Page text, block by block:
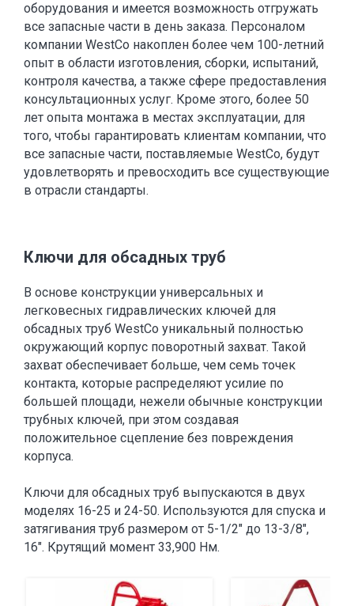
оборудования и имеется возможность отгружать
все запасные части в день заказа. Персоналом
компании WestCo накоплен более чем 100-летний
опыт в области изготовления, сборки, испытаний,
контроля качества, а также сфере предоставления
консультационных услуг. Кроме этого, более 50
лет опыта монтажа в местах эксплуатации, для
того, чтобы гарантировать клиентам компании, что
все запасные части, поставляемые WestCo, будут
удовлетворять и превосходить все существующие
в отрасли стандарты.
Ключи для обсадных труб
В основе конструкции универсальных и
легковесных гидравлических ключей для
обсадных труб WestCo уникальный полностью
окружающий корпус поворотный захват. Такой
захват обеспечивает больше, чем семь точек
контакта, которые распределяют усилие по
большей площади, нежели обычные конструкции
трубных ключей, при этом создавая
положительное сцепление без повреждения
корпуса.
Ключи для обсадных труб выпускаются в двух
моделях 16-25 и 24-50. Используются для спуска и
затягивания труб размером от 5-1/2" до 13-3/8",
16". Крутящий момент 33,900 Нм.